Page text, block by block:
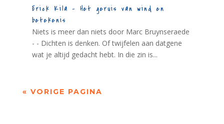
Erick Kila – Het geruis van wind en
betekenis
Niets is meer dan niets door Marc Bruynseraede
- - Dichten is denken. Of twijfelen aan datgene
wat je altijd gedacht hebt. In die zin is...
« VORIGE PAGINA